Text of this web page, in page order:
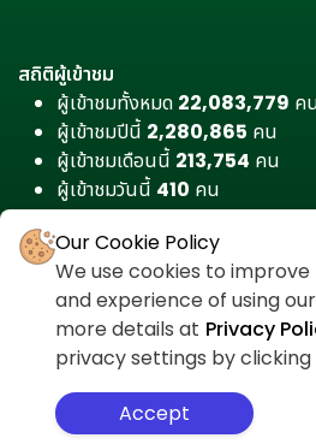
สถิติผู้เข้าชม
ผู้เข้าชมทั้งหมด 22,083,779 ค
ผู้เข้าชมปีนี้ 2,280,865 คน
ผู้เข้าชมเดือนนี้ 213,754 คน
ผู้เข้าชมวันนี้ 410 คน
สำหรับเจ้าหน้าที่ ศูนย์ต่อต้านคอร์รัปชัน นโยบายความเ
Our Cookie Policy
We use cookies to
and experience of using
more details at Privacy
privacy settings by clicking
Accept